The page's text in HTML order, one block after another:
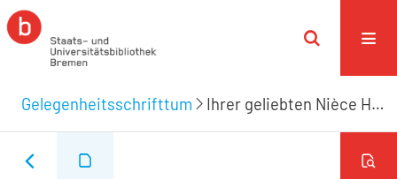
Gelegenheitsschrifttum Ihrer geliebten Nièce Henriette Hagemann zur Hochzeitsfeyer mit dem Herrn Johann Baptista Hack